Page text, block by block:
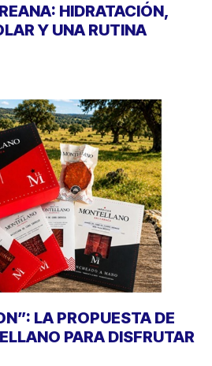
HIDRATACIÓN,
Y UNA RUTINA
LA PROPUESTA DE
PARA DISFRUTAR